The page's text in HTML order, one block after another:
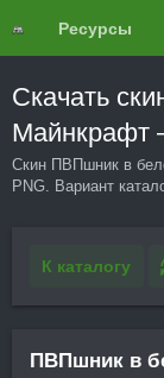
Ресурсы
Скачать
Майнкрафт
Скин ПВПшник в
PNG. Вариант
К каталогу
ПВПшник в